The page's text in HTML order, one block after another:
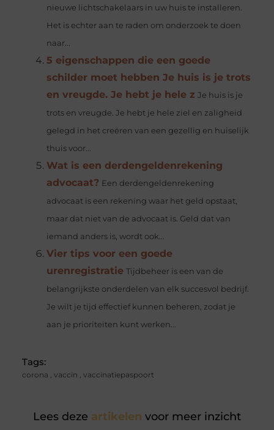
nieuwe lichtschakelaars in uw huis te installeren.
Het is echter aan te raden om onderzoek te doen
naar...
5 eigenschappen die een goede
schilder moet hebben Je huis is je trots
en vreugde. Je hebt je hele z Je huis is je
trots en vreugde. Je hebt je hele ziel en zaligheid
gelegd in het creëren van een gezellig en huiselijk
thuis voor...
Wat is een derdengeldenrekening
advocaat? Een derdengeldenrekening
advocaat is een rekening waar het geld opstaat,
maar dat niet van de advocaat is. Geld dat van
iemand anders is, wordt ook...
Vier tips voor een goede
urenregistratie Tijdbeheer is een van de
belangrijkste onderdelen van elk succesvol bedrijf.
Je wilt je tijd effectief kunnen beheren, zodat je
aan je prioriteiten kunt werken...
Tags:
corona , vaccin , vaccinatiepaspoort
Lees deze artikelen voor meer inzicht